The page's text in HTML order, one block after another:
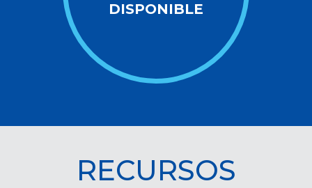
DISPONIBLE
RECURSOS